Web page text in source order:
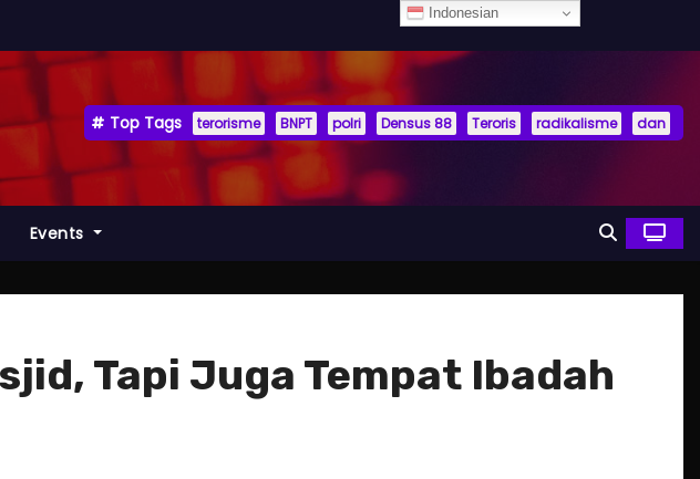
Top Tags terorisme BNPT polri Densus 88 Teroris radikalisme dan
Events
Tapi Juga Tempat Ibadah
Indonesian